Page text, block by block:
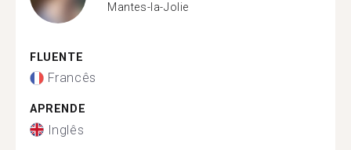
Mantes-la-Jolie
FLUENTE
Francês
APRENDE
Inglês